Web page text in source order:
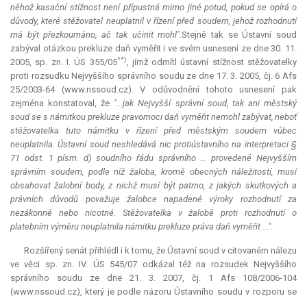
něhož kasační stížnost není přípustná mimo jiné potud, pokud se opírá o
důvody, které stěžovatel neuplatnil v řízení před soudem, jehož rozhodnutí
má být přezkoumáno, ač tak učinit mohl".Stejně tak se Ústavní soud
zabýval otázkouprekluze daň vyměřit i ve svém usnesení ze dne 30. 11.
2005, sp. zn. I. ÚS 355/05**), jímž odmítl ústavní stížnost stěžovatelky
proti rozsudku Nejvyššího správního soudu ze dne 17. 3. 2005, čj. 6 Afs
25/2003-64 (www.nssoud.cz). V odůvodnění tohoto usnesení pak
zejména konstatoval, že "...jak Nejvyšší správní soud, tak ani městský
soud se s námitkou prekluze pravomoci daň vyměřit nemohl zabývat, neboť
stěžovatelka tuto námitku v řízení před městským soudem vůbec
neuplatnila. Ústavní soud neshledává nic protiústavního na interpretaci §
71 odst. 1 písm. d) soudního řádu správního ... provedené Nejvyšším
správním soudem, podle níž žaloba, kromě obecných náležitostí, musí
obsahovat žalobní body, z nichž musí být patrno, z jakých skutkových a
právních důvodů považuje žalobce napadené výroky rozhodnutí za
nezákonné nebo nicotné. Stěžovatelka v žalobě proti rozhodnutí o
platebním výměru neuplatnila námitku prekluze práva daň vyměřit ...".
Rozšířený senát přihlédl i k tomu, že Ústavní soud v citovaném nálezu
ve věci sp. zn. IV. ÚS 545/07 odkázal též na rozsudek Nejvyššího
správního soudu ze dne 21. 3. 2007, čj. 1 Afs 108/2006-104
(www.nssoud.cz), který je podle názoru Ústavního soudu v rozporu se